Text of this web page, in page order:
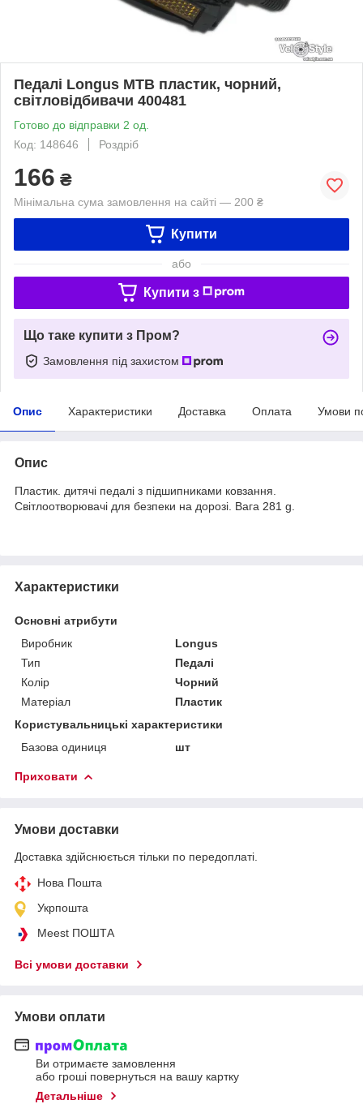
Педалі Longus MTB пластик, чорний,
світловідбивачи 400481
Готово до відправки 2 од.
Код: 148646
Роздріб
166 ₴
Мінімальна сума замовлення на сайті — 200 ₴
Купити
або
Купити з
Що таке купити з Пром?
Замовлення під захистом
Опис Характеристики Доставка Оплата Умови
Опис
Пластик. дитячі педалі з підшипниками ковзання.
Світлоотворювачі для безпеки на дорозі. Вага 281 g.
Характеристики
Основні атрибути
Виробник
Longus
Тип
Педалі
Колір
Чорний
Матеріал
Пластик
Користувальницькі характеристики
Базова одиниця
шт
Приховати
Умови доставки
Доставка здійснюється тільки по передоплаті.
Нова Пошта
Укрпошта
Meest ПОШТА
Всі умови доставки
Умови оплати
Ви отримаєте замовлення
або гроші повернуться на вашу картку
Детальніше